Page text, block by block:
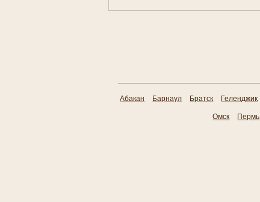
Абакан Барнаул Братск Геленджик
Омск Пермь